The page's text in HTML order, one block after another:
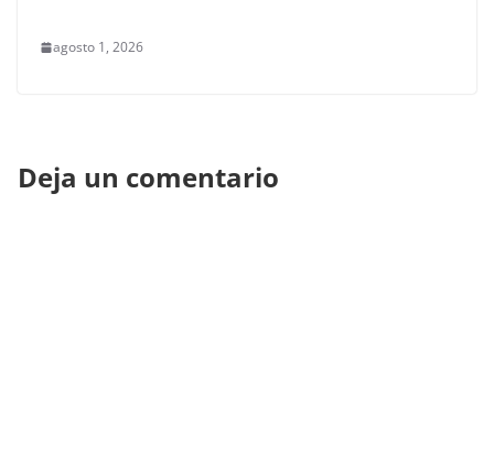
agosto 1, 2026
Deja un comentario